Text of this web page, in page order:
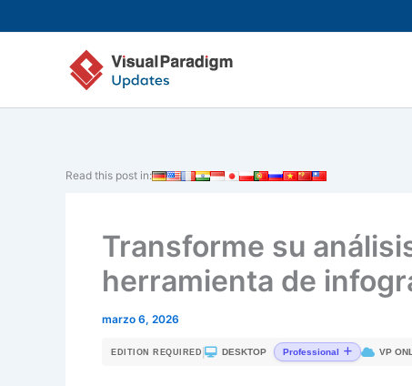
al
Read this post in:
Transforme su
herramienta de
marzo 6, 2026
EDITION REQUIRED DESKTOP Professional VP